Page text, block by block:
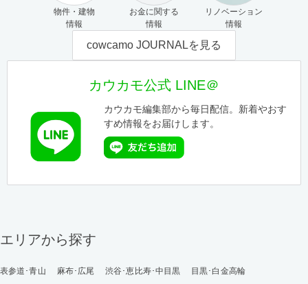
物件・建物
情報
お金に関する
情報
リノベーション
情報
cowcamo JOURNALを見る
カウカモ公式 LINE＠
カウカモ編集部から毎日配信。新着やおす
すめ情報をお届けします。
エリアから探す
表参道･青山 麻布･広尾 渋谷･恵比寿･中目黒
目黒･白金高輪